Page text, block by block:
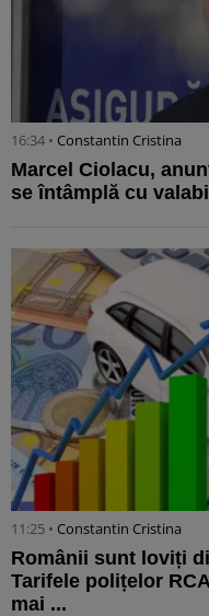
16:34 • Constantin Cristina
Marcel Ciolacu,
se întâmplă cu
11:25 • Constantin Cristina
Românii sunt loviți
Tarifele polițelor
mai ...